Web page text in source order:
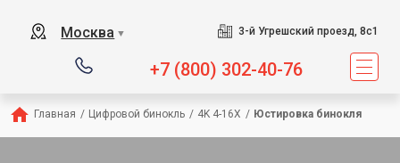
Москва ▼ 3-й Угрешский проезд, 8с1
+7 (800) 302-40-76
Главная / Цифровой бинокль / 4K 4-16X / Юстировка бинокля